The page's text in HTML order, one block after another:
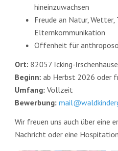
hineinzuwachsen
Freude an Natur, Wetter,
Elternkommunikation
Offenheit für
Ort: 82057 Icking-
Beginn: ab Herbst 2026 oder
Umfang: Vollzeit
Bewerbung:
Wir freuen uns auch über eine
Nachricht oder eine